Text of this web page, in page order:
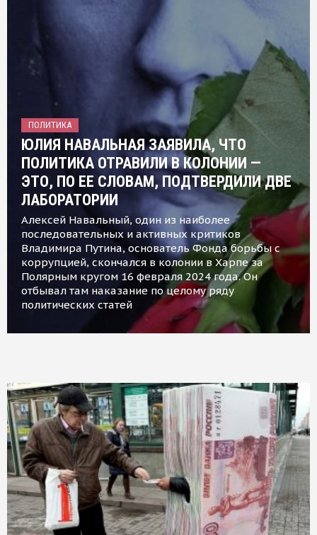
ПОЛИТИКА
ЮЛИЯ НАВАЛЬНАЯ ЗАЯВИЛА, ЧТО
ПОЛИТИКА ОТРАВИЛИ В КОЛОНИИ —
ЭТО, ПО ЕЕ СЛОВАМ, ПОДТВЕРДИЛИ ДВЕ
ЛАБОРАТОРИИ
Алексей Навальный, один из наиболее
последовательных и активных критиков
Владимира Путина, основатель Фонда борьбы с
коррупцией, скончался в колонии в Харпе за
Полярным кругом 16 февраля 2024 года. Он
отбывал там наказание по целому ряду
политических статей